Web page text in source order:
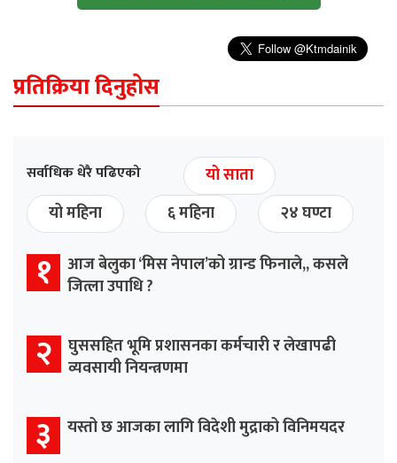
प्रतिक्रिया दिनुहोस
सर्वाधिक धेरै पढिएको
यो साता
यो महिना
६ महिना २४ घण्टा
१ आज बेलुका ‘मिस नेपाल’को ग्रान्ड फिनाले,, कसले
जित्ला उपाधि ?
२ घुससहित भूमि प्रशासनका कर्मचारी र लेखापढी
व्यवसायी नियन्त्रणमा
३ यस्तो छ आजका लागि विदेशी मुद्राको विनिमयदर